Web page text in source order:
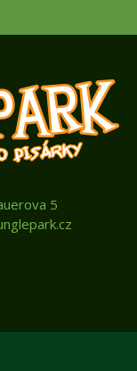
5